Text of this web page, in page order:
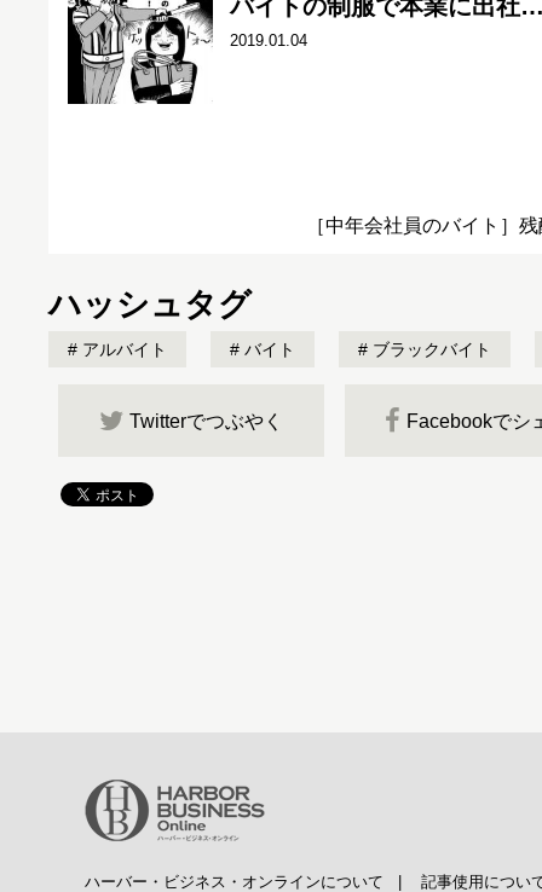
バイトの制服で本業に出社
2019.01.04
［中年会社員のバイト］
ハッシュタグ
アルバイト バイト ブラックバイト
Twitterでつぶやく Facebookでシ
ハーバー・ビジネス・オンラインについて 記事使用につい